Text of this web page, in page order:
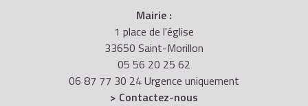
Mairie :
1 place de l'église
33650 Saint-Morillon
05 56 20 25 62
06 87 77 30 24 Urgence uniquement
> Contactez-nous